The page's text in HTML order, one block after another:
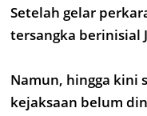
Setelah gelar
tersangka berinisial
Namun, hingga kini
kejaksaan belum